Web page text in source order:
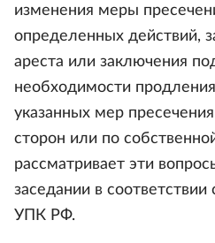
изменения меры
определенных действий,
ареста или заключения
необходимости
указанных мер
сторон или по
рассматривает эти
заседании в соответствии
УПК РФ.